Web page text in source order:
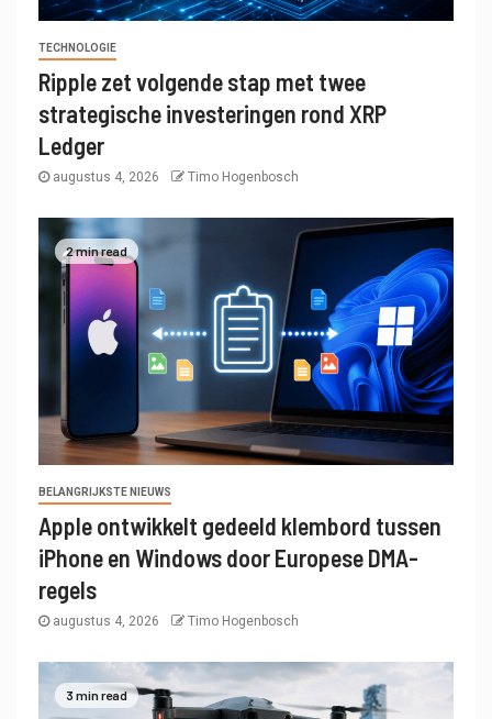
TECHNOLOGIE
Ripple zet volgende stap met twee
strategische investeringen rond XRP
Ledger
augustus 4, 2026 Timo Hogenbosch
2 min read
BELANGRIJKSTE NIEUWS
Apple ontwikkelt gedeeld klembord tussen
iPhone en Windows door Europese DMA-
regels
augustus 4, 2026 Timo Hogenbosch
3 min read